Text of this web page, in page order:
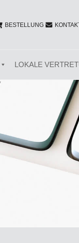
BESTELLUNG
LOKALE